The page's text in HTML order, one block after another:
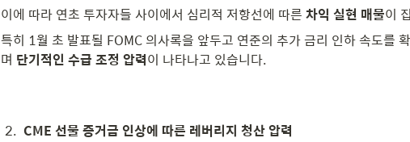
이에 따라 연초 투자자들 사이에서 심리적 저항선에 따른 차익 실현 매물이
특히 1월 초 발표될 FOMC 의사록을 앞두고 연준의 추가 금리 인하 속도를
며 단기적인 수급 조정 압력이 나타나고 있습니다.
2. CME 선물 증거금 인상에 따른 레버리지 청산 압력